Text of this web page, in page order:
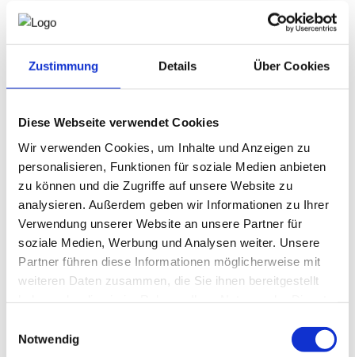
Zustimmung Details Über Cookies
Diese Webseite verwendet Cookies
Wir verwenden Cookies, um Inhalte und Anzeigen zu
personalisieren, Funktionen für soziale Medien anbieten
zu können und die Zugriffe auf unsere Website zu
analysieren. Außerdem geben wir Informationen zu Ihrer
Verwendung unserer Website an unsere Partner für
soziale Medien, Werbung und Analysen weiter. Unsere
Partner führen diese Informationen möglicherweise mit
weiteren Daten zusammen, die Sie ihnen bereitgestellt
Notwendig
Die Präsentation, die beim Publikum sehr gut ankam und
auch mitgefilmt wurde, ist hier nun downloadbar.
Der Vortrag:
Das Video zur DSGVO-Infoveranstaltung am 9.4.2018:
https://wko.tv/video/9367